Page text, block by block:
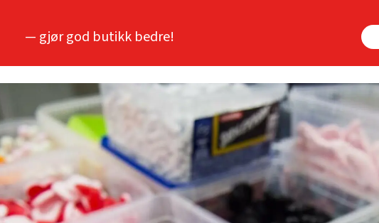
— gjør god butikk bedre!